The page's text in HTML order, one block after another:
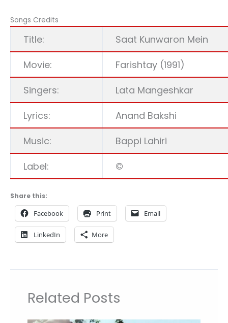
Songs Credits
Title:
Saat Kunwaron Mein
Movie:
Farishtay (1991)
Singers:
Lata Mangeshkar
Lyrics:
Anand Bakshi
Music:
Bappi Lahiri
Label:
©
Share this:
Facebook Print Email
LinkedIn More
Related Posts